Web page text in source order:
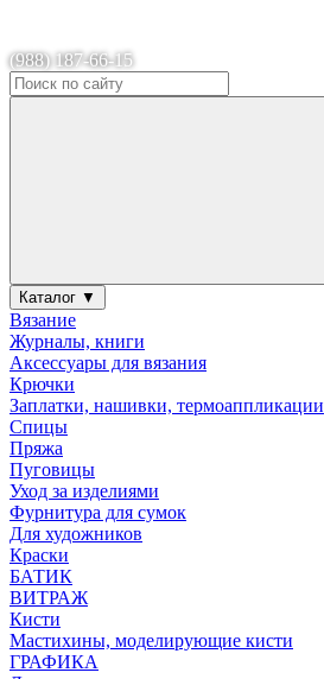
(988) 187-66-15
Каталог ▼
Вязание
Журналы, книги
Аксессуары для вязания
Крючки
Заплатки, нашивки, термоаппликации
Спицы
Пряжа
Пуговицы
Уход за изделиями
Фурнитура для сумок
Для художников
Краски
БАТИК
ВИТРАЖ
Кисти
Мастихины, моделирующие кисти
ГРАФИКА